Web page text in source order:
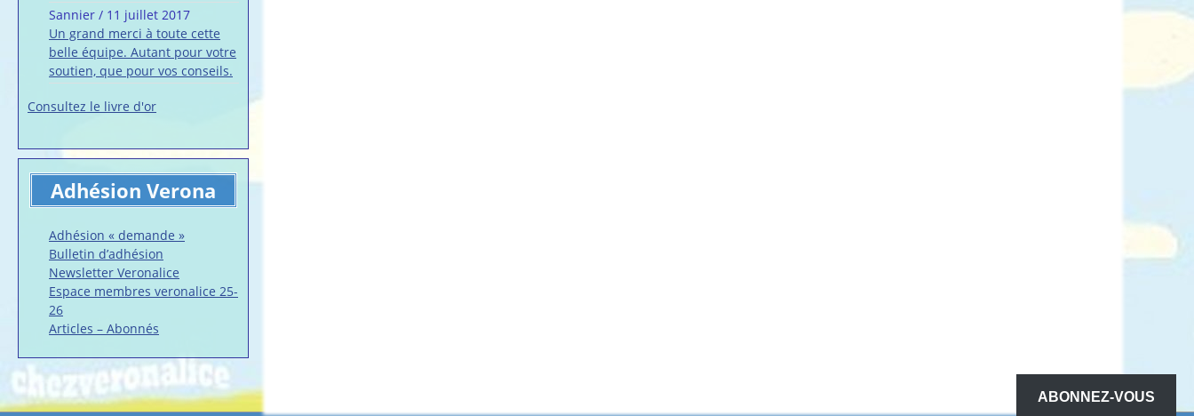
Sannier / 11 juillet 2017
Un grand merci à toute cette
belle équipe. Autant pour votre
soutien, que pour vos conseils.
Consultez le livre d'or
Adhésion Verona
Adhésion « demande »
Bulletin d’adhésion
Newsletter Veronalice
Espace membres veronalice 25-
26
Articles – Abonnés
ABONNEZ-VOUS